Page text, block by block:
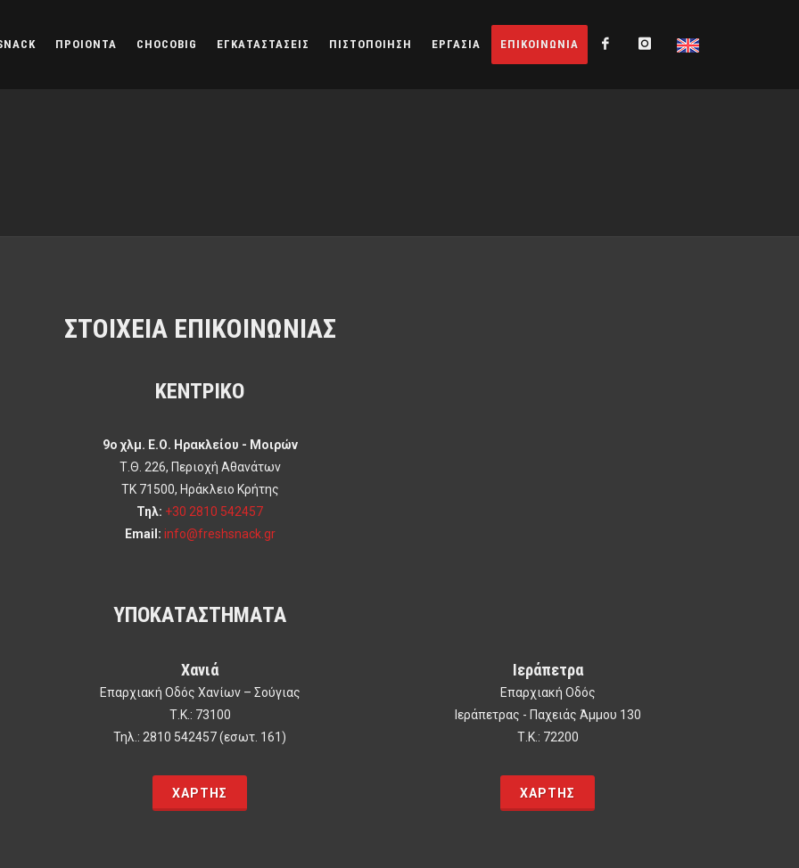
ΠΡΟΙΟΝΤΑ CHOCOBIG ΕΓΚΑΤΑΣΤΑΣΕΙΣ ΠΙΣΤΟΠΟΙΗΣΗ ΕΡΓΑΣΙΑ ΕΠΙΚΟΙΝΩΝΙΑ
ΣΤΟΙΧΕΙΑ ΕΠΙΚΟΙΝΩΝΙΑΣ
ΚΕΝΤΡΙΚΟ
9ο χλμ. Ε.Ο. Ηρακλείου - Μοιρών
Τ.Θ. 226, Περιοχή Αθανάτων
ΤΚ 71500, Ηράκλειο Κρήτης
Τηλ: +30 2810 542457
Email: info@freshsnack.gr
ΥΠΟΚΑΤΑΣΤΗΜΑΤΑ
Χανιά
Επαρχιακή Οδός Χανίων – Σούγιας
Τ.Κ.: 73100
Τηλ.: 2810 542457 (εσωτ. 161)
ΧΑΡΤΗΣ
Ιεράπετρα
Επαρχιακή Oδός
Ιεράπετρας - Παχειάς Άμμου 130
Τ.Κ.: 72200
ΧΑΡΤΗΣ